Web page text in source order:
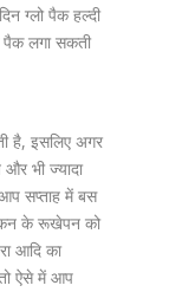
ग्लो पैक हल्दी
लगा सकती
है, इसलिए अगर
भी ज्यादा
सप्ताह में बस
के रूखेपन को
आदि का
ऐसे में आप